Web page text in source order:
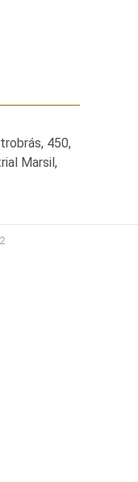
450,
Marsil,